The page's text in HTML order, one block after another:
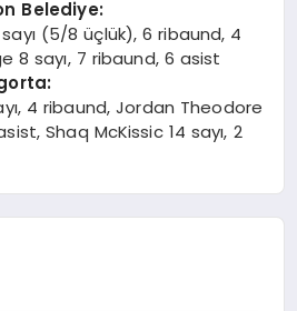
Belediye:
(5/8 üçlük), 6 ribaund, 4
8 sayı, 7 ribaund, 6 asist
4 ribaund, Jordan Theodore
Shaq McKissic 14 sayı, 2